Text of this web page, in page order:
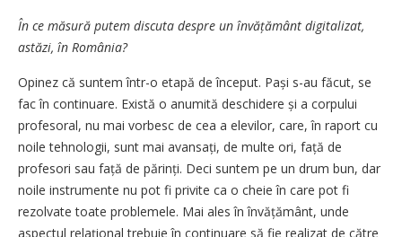
În ce măsură putem discuta despre un învățământ digitalizat,
astăzi, în România?
Opinez că suntem într-o etapă de început. Pași s-au făcut, se
fac în continuare. Există o anumită deschidere și a corpului
profesoral, nu mai vorbesc de cea a elevilor, care, în raport cu
noile tehnologii, sunt mai avansați, de multe ori, față de
profesori sau față de părinți. Deci suntem pe un drum bun, dar
noile instrumente nu pot fi privite ca o cheie în care pot fi
rezolvate toate problemele. Mai ales în învățământ, unde
aspectul relațional trebuie în continuare să fie realizat de către